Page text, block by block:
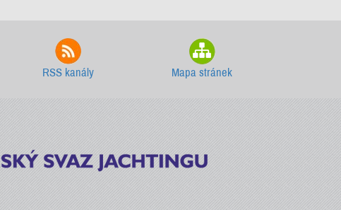
RSS kanály Mapa stránek